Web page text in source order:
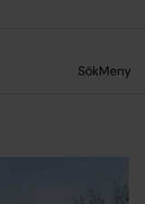
SökMeny